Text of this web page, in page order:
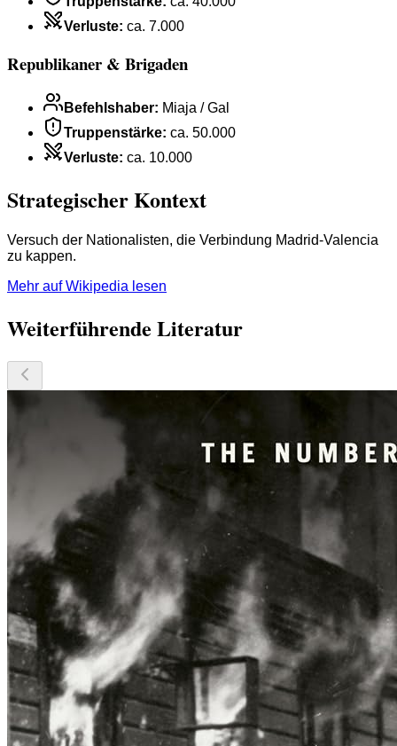
Verluste: ca. 7.000
Republikaner & Brigaden
Befehlshaber: Miaja / Gal
Truppenstärke: ca. 50.000
Verluste: ca. 10.000
Strategischer Kontext
Versuch der Nationalisten, die Verbindung Madrid-Valencia
zu kappen.
Mehr auf Wikipedia lesen
Weiterführende Literatur